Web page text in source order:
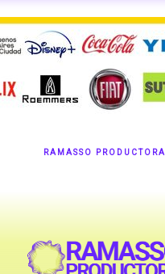
RAMASSO PRODUCTORA